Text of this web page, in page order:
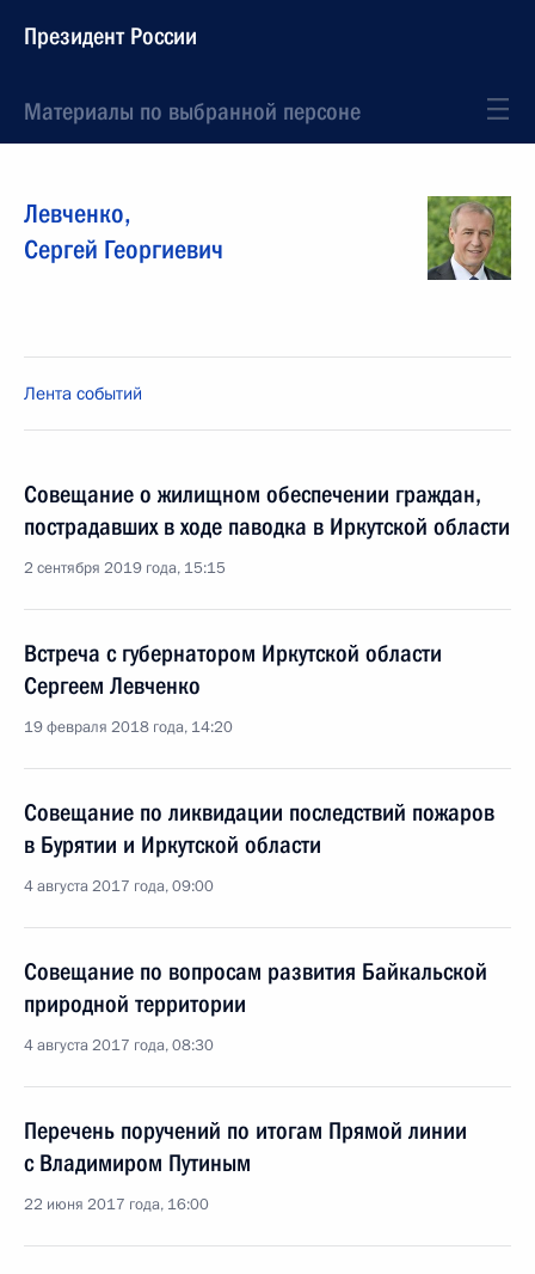
Президент России
Материалы по выбранной персоне
Левченко,
Сергей Георгиевич
Лента событий
Совещание о жилищном обеспечении граждан,
пострадавших в ходе паводка в Иркутской области
2 сентября 2019 года, 15:15
Встреча с губернатором Иркутской области
Сергеем Левченко
19 февраля 2018 года, 14:20
Совещание по ликвидации последствий пожаров
в Бурятии и Иркутской области
4 августа 2017 года, 09:00
Совещание по вопросам развития Байкальской
природной территории
4 августа 2017 года, 08:30
Перечень поручений по итогам Прямой линии
с Владимиром Путиным
22 июня 2017 года, 16:00